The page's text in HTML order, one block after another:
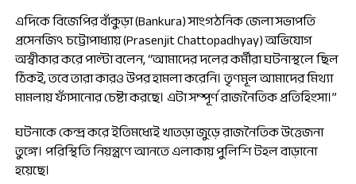
এদিকে বিজেপির বাঁকুড়া (Bankura) সাংগঠনিক জেলা সভাপতি
প্রসেনজিৎ চট্টোপাধ্যায় (Prasenjit Chattopadhyay) অভিযোগ
অস্বীকার করে পাল্টা বলেন, “আমাদের দলের কর্মীরা ঘটনাস্থলে ছিল
ঠিকই, তবে তারা কারও উপর হামলা করেনি। তৃণমূল আমাদের মিথ্যা
মামলায় ফাঁসানোর চেষ্টা করছে। এটা সম্পূর্ণ রাজনৈতিক প্রতিহিংসা।”
ঘটনাকে কেন্দ্র করে ইতিমধ্যেই খাতড়া জুড়ে রাজনৈতিক উত্তেজনা
তুঙ্গে। পরিস্থিতি নিয়ন্ত্রণে আনতে এলাকায় পুলিশি টহল বাড়ানো
হয়েছে।